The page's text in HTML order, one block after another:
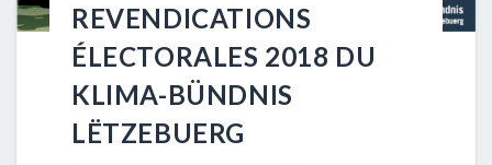
REVENDICATIONS
ÉLECTORALES 2018 DU
KLIMA-BÜNDNIS
LËTZEBUERG